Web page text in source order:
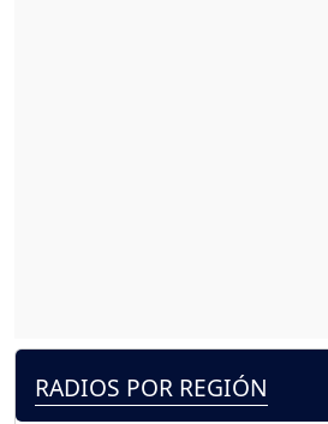
RADIOS POR REGIÓN